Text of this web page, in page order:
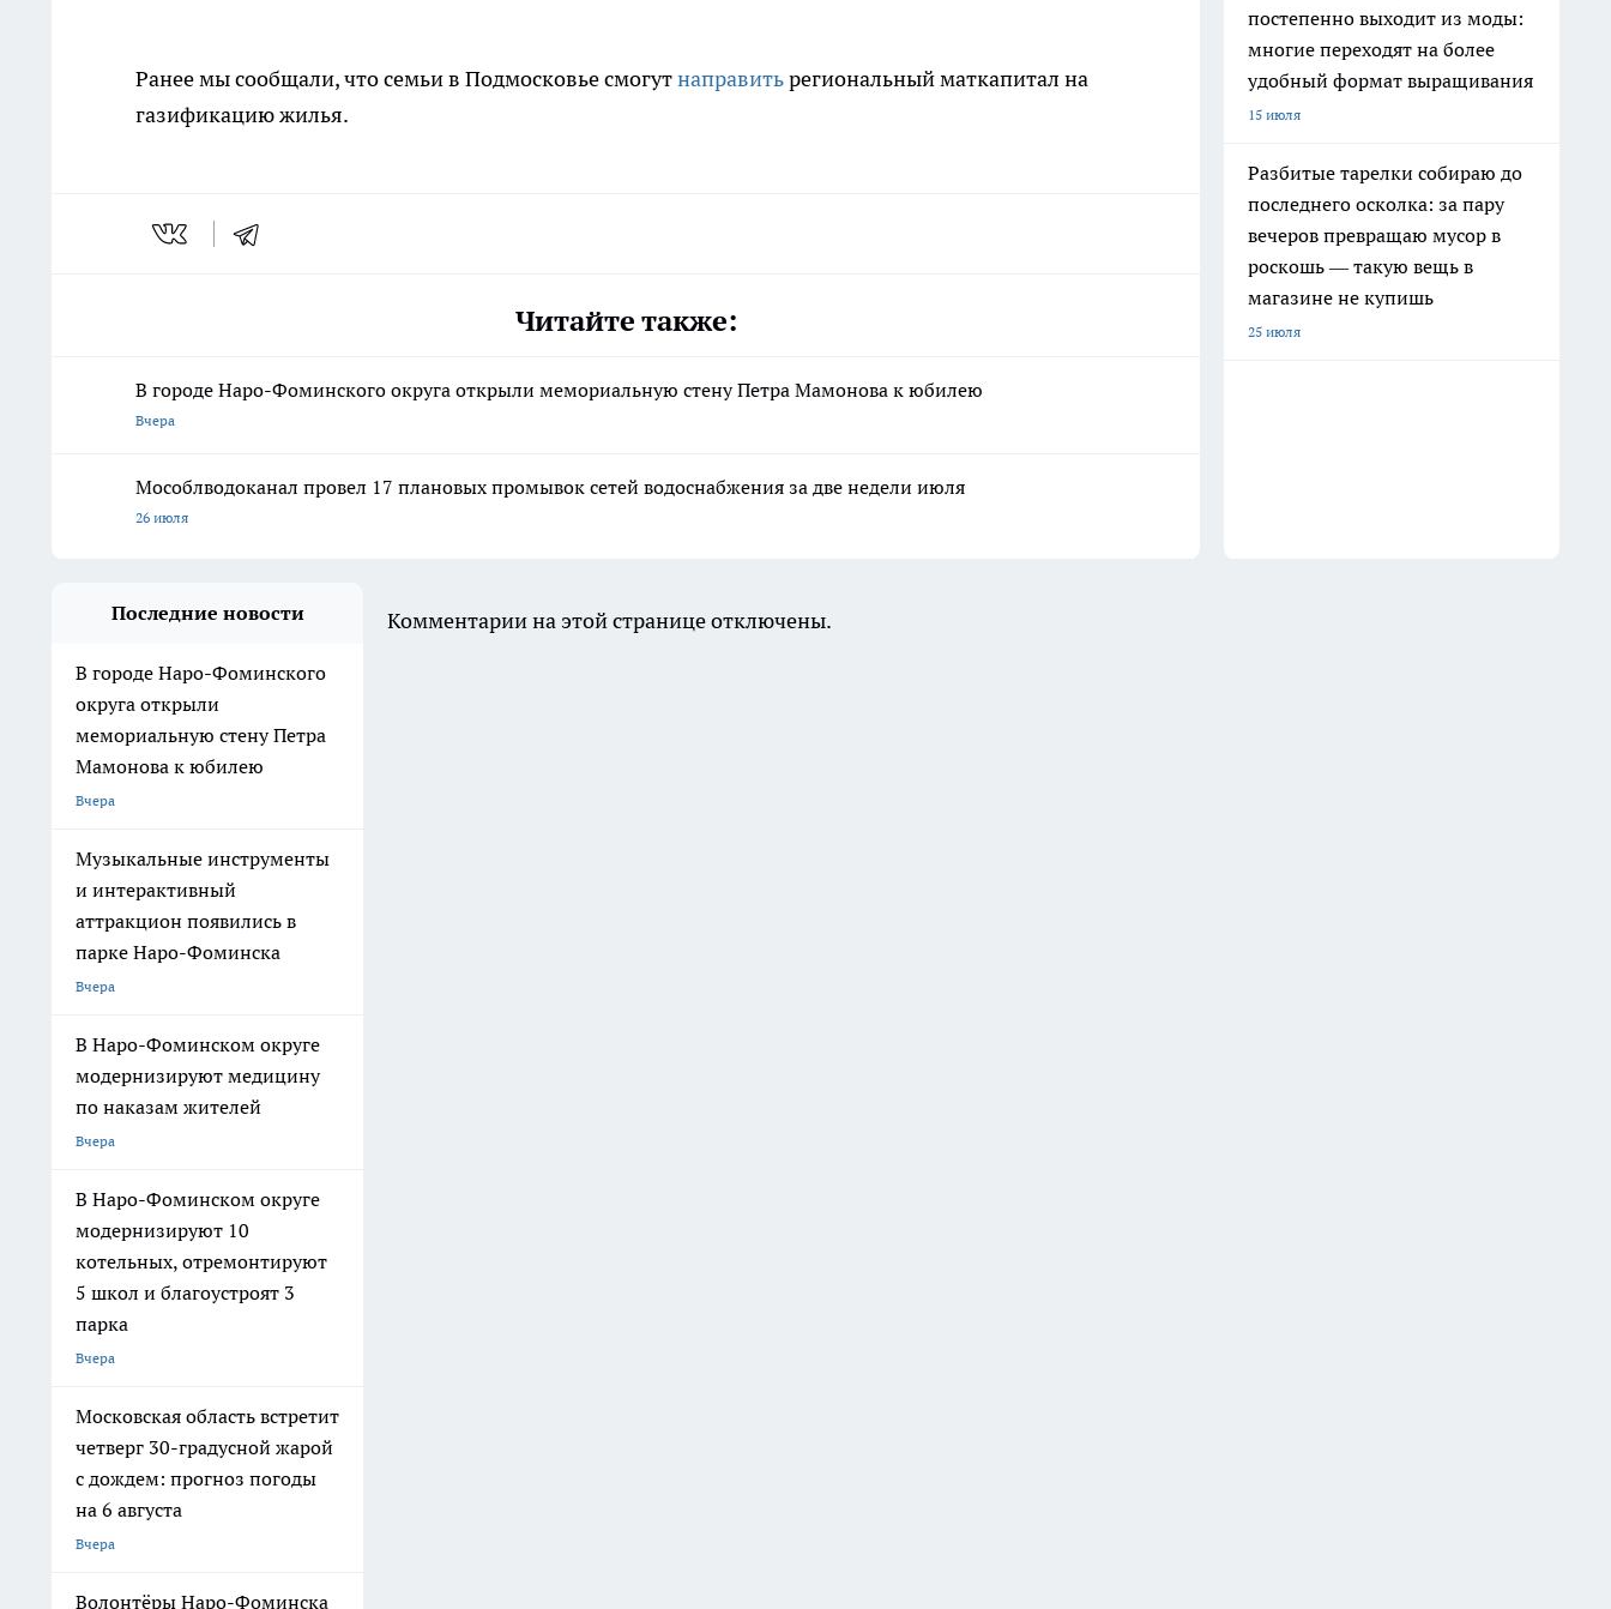
Ранее мы сообщали, что семьи в Подмосковье смогутнаправитьрегиональный маткапитал на
газификацию жилья.
Читайте также:
В городе Наро-Фоминского округа открыли мемориальную стену Петра Мамонова к юбилею
Вчера
Мособлводоканал провел 17 плановых промывок сетей водоснабжения за две недели июля
26 июля
постепенно выходит из моды:
многие переходят на более
удобный формат выращивания
15 июля
Разбитые тарелки собираю до
последнего осколка: за пару
вечеров превращаю мусор в
роскошь — такую вещь в
магазине не купишь
25 июля
Последние новости
В городе Наро-Фоминского
округа открыли
мемориальную стену Петра
Мамонова к юбилею
Вчера
Музыкальные инструменты
и интерактивный
аттракцион появились в
парке Наро-Фоминска
Вчера
В Наро-Фоминском округе
модернизируют медицину
по наказам жителей
Вчера
В Наро-Фоминском округе
модернизируют 10
котельных, отремонтируют
5 школ и благоустроят 3
парка
Вчера
Московская область встретит
четверг 30-градусной жарой
с дождем: прогноз погоды
на 6 августа
Вчера
Волонтёры Наро-Фоминска
Комментарии на этой странице отключены.